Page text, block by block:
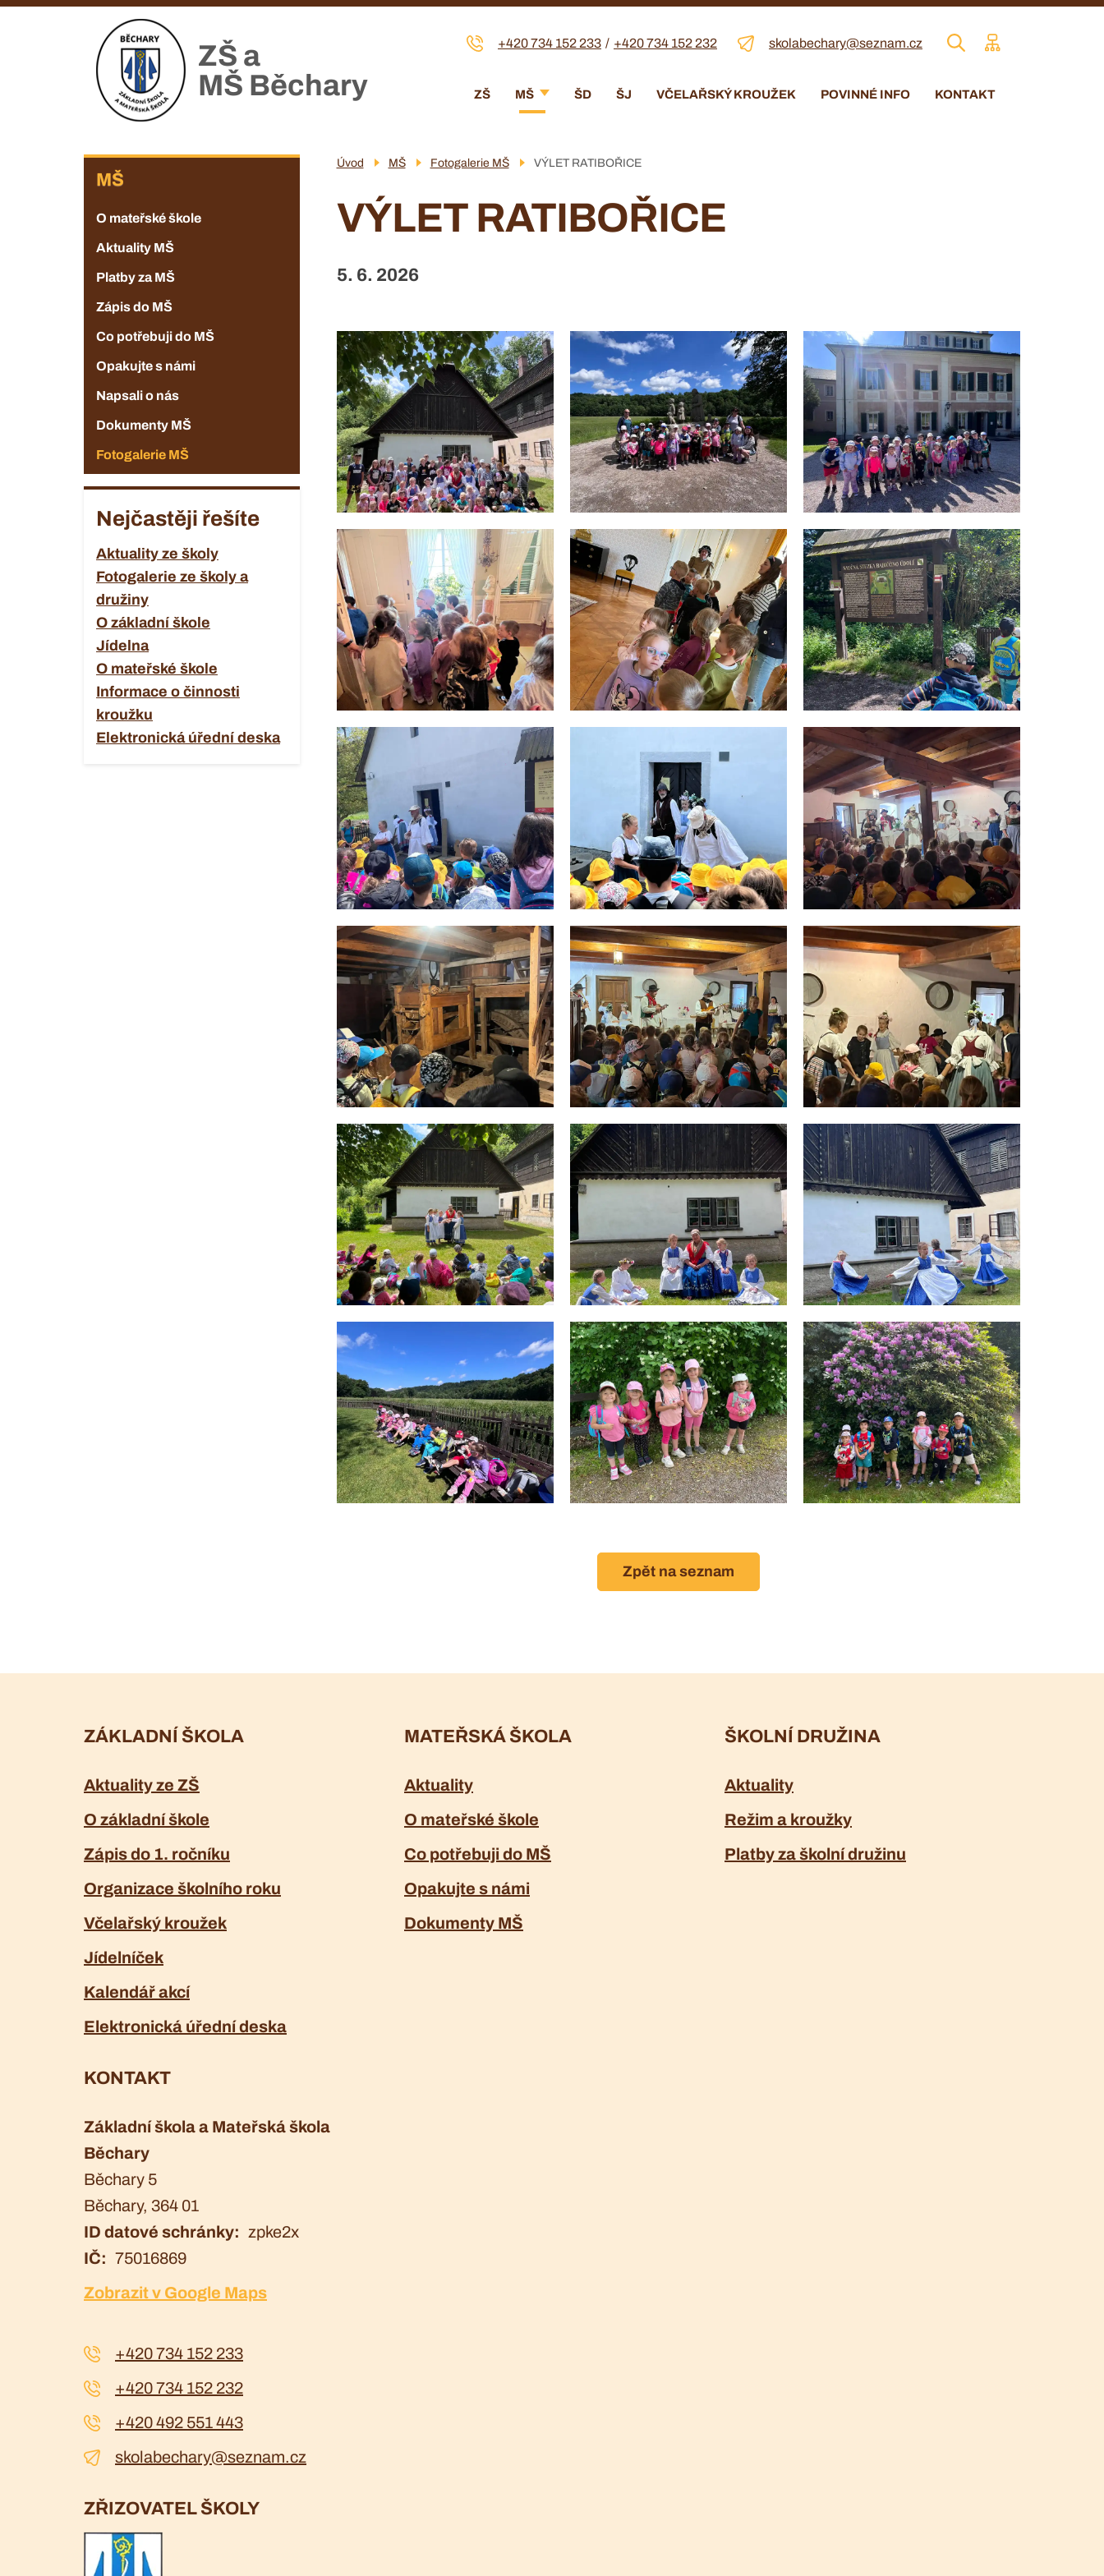
Přejít
ZŠ a
MŠ Běchary
+420 734 152 233 +420 734 152 232 skolabechary@seznam.cz
Menu
ZŠ MŠ ŠD ŠJ VČELAŘSKÝ KROUŽEK POVINNÉ INFO KONTAKT
ZŠ
MŠ
O mateřské škole
Aktuality MŠ
Platby za MŠ
Zápis do MŠ
Co potřebuji do MŠ
Opakujte s námi
Napsali o nás
Dokumenty MŠ
Fotogalerie MŠ
Nejčastěji řešíte
Aktuality ze školy
Fotogalerie ze školy a
družiny
O základní škole
Jídelna
O mateřské škole
Informace o činnosti
kroužku
Elektronická úřední deska
Úvod MŠ Fotogalerie MŠ VÝLET RATIBOŘICE
VÝLET RATIBOŘICE
5. 6. 2026
Zpět na seznam
ZÁKLADNÍ ŠKOLA
Aktuality ze ZŠ
O základní škole
Zápis do 1. ročníku
Organizace školního roku
Včelařský kroužek
Jídelníček
Kalendář akcí
Elektronická úřední deska
MATEŘSKÁ ŠKOLA
Aktuality
O mateřské škole
Co potřebuji do MŠ
Opakujte s námi
Dokumenty MŠ
ŠKOLNÍ DRUŽINA
Aktuality
Režim a kroužky
Platby za školní družinu
KONTAKT
Základní škola a Mateřská škola
Běchary
Běchary 5
Běchary, 364 01
ID datové schránky
zpke2x
IČ
75016869
Zobrazit v Google Maps
+420 734 152 233
+420 734 152 232
+420 492 551 443
skolabechary@seznam.cz
ZŘIZOVATEL ŠKOLY